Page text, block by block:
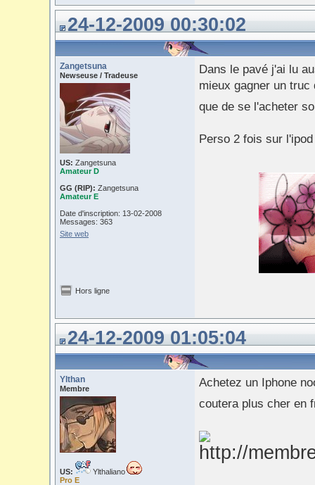
24-12-2009 00:30:02
Zangetsuna
Newseuse / Tradeuse
US: Zangetsuna
Amateur D
GG (RIP): Zangetsuna
Amateur E
Date d'inscription: 13-02-2008
Messages: 363
Site web
Dans le pavé j'ai lu
mieux gagner un
que de se l'acheter
Perso 2 fois sur
Hors ligne
24-12-2009 01:05:04
Ylthan
Membre
US:
Ylthaliano
Pro E
Achetez un Iphone
coutera plus cher en